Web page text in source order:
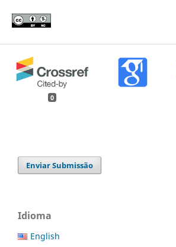
0
Enviar Submissão
Idioma
English